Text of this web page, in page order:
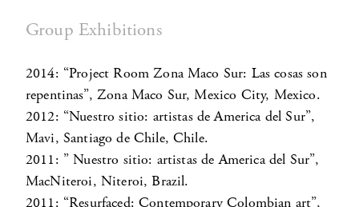
Group Exhibitions
2014: “Project Room Zona Maco Sur: Las cosas son
repentinas”, Zona Maco Sur, Mexico City, Mexico.
2012: “Nuestro sitio: artistas de America del Sur”,
Mavi, Santiago de Chile, Chile.
2011: ” Nuestro sitio: artistas de America del Sur”,
MacNiteroi, Niteroi, Brazil.
2011: “Resurfaced: Contemporary Colombian art”,